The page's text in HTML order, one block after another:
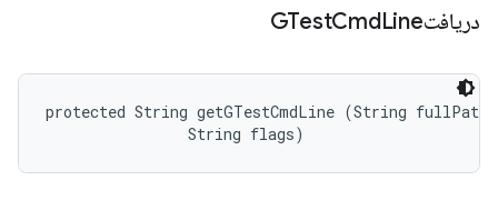
دریافتGTest CmdLine
protected String getGTestCmdLine (String
                String flags)